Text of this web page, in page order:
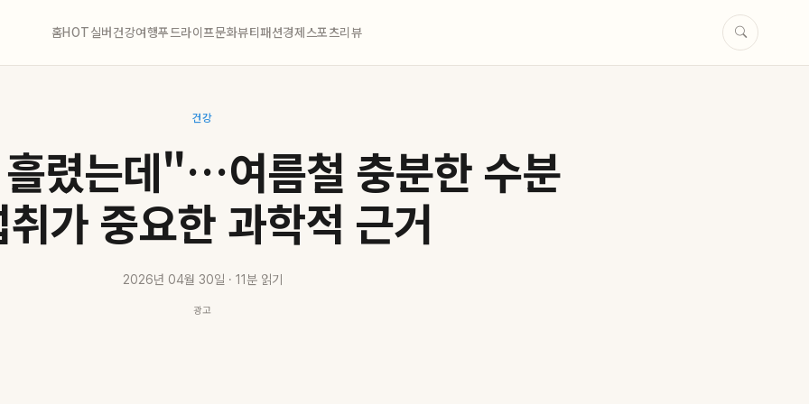
홈HOT실버건강여행푸드라이프문화뷰티패션경제스포츠리뷰
건강
렸는데"…여름철 충분한 수분
가 중요한 과학적 근거
2026년 04월 30일 · 11분 읽기
광고